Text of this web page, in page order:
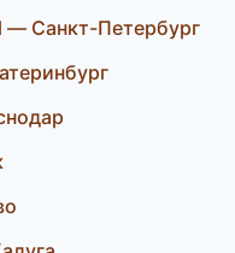
— Санкт-Петербург